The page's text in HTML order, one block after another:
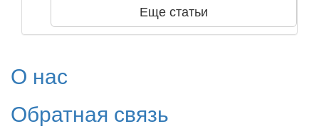
Еще статьи
О нас
Обратная связь